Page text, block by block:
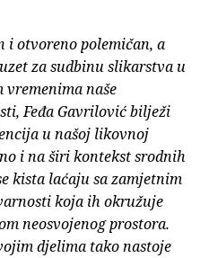
i otvoreno polemičan, a
za sudbinu slikarstva u
naše
Feđa Gavrilović bilježi
u našoj likovnoj
i na širi kontekst srodnih
kista laćaju sa zamjetnim
koja ih okružuje
neosvojenog prostora.
djelima tako nastoje